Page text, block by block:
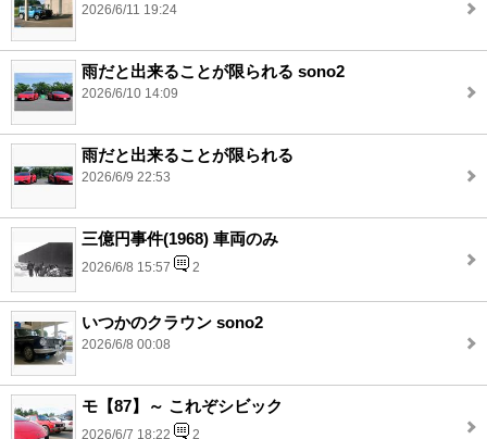
2026/6/11 19:24
雨だと出来ることが限られる sono2
2026/6/10 14:09
雨だと出来ることが限られる
2026/6/9 22:53
三億円事件(1968) 車両のみ
2026/6/8 15:57 2
いつかのクラウン sono2
2026/6/8 00:08
モ【87】～ これぞシビック
2026/6/7 18:22 2